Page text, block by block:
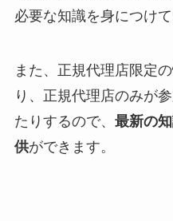
必要な知識を身につけて
また、正規代理店限定
り、正規代理店のみが
たりするので、 最新の
供ができます。